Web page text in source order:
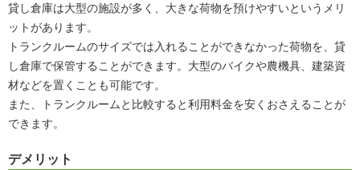
貸し倉庫は大型の施設が多く、大きな荷物を預けやすいというメリ
ットがあります。
トランクルームのサイズでは入れることができなかった荷物を、貸
し倉庫で保管することができます。大型のバイクや農機具、建築資
材などを置くことも可能です。
また、トランクルームと比較すると利用料金を安くおさえることが
できます。
デメリット